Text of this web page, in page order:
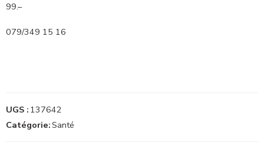
99.–
079/349 15 16
UGS : 137642
Catégorie:Santé